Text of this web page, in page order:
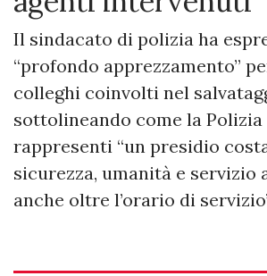
Il sindacato di polizia ha
“profondo apprezzamento”
colleghi coinvolti nel
sottolineando come la
rappresenti “un presidio
sicurezza, umanità e servizio
anche oltre l’orario di